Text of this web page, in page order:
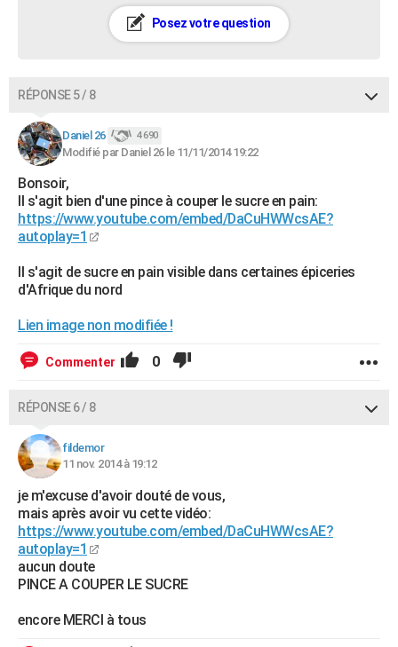
Posez votre question
RÉPONSE 5 / 8
Daniel 26 4 690
Modifié par Daniel 26 le 11/11/2014 19:22
Bonsoir,
Il s'agit bien d'une pince à couper le sucre en pain:
https://www.youtube.com/embed/DaCuHWWcsAE?
autoplay=1
Il s'agit de sucre en pain visible dans certaines épiceries
d'Afrique du nord
Lien image non modifiée !
Commenter 0
RÉPONSE 6 / 8
fildemor
11 nov. 2014 à 19:12
je m'excuse d'avoir douté de vous,
mais après avoir vu cette vidéo:
https://www.youtube.com/embed/DaCuHWWcsAE?
autoplay=1
aucun doute
PINCE A COUPER LE SUCRE
encore MERCI à tous